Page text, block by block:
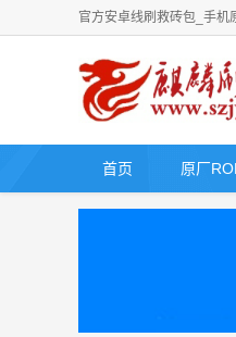
官方安卓线刷救砖包_手机
首页 原厂